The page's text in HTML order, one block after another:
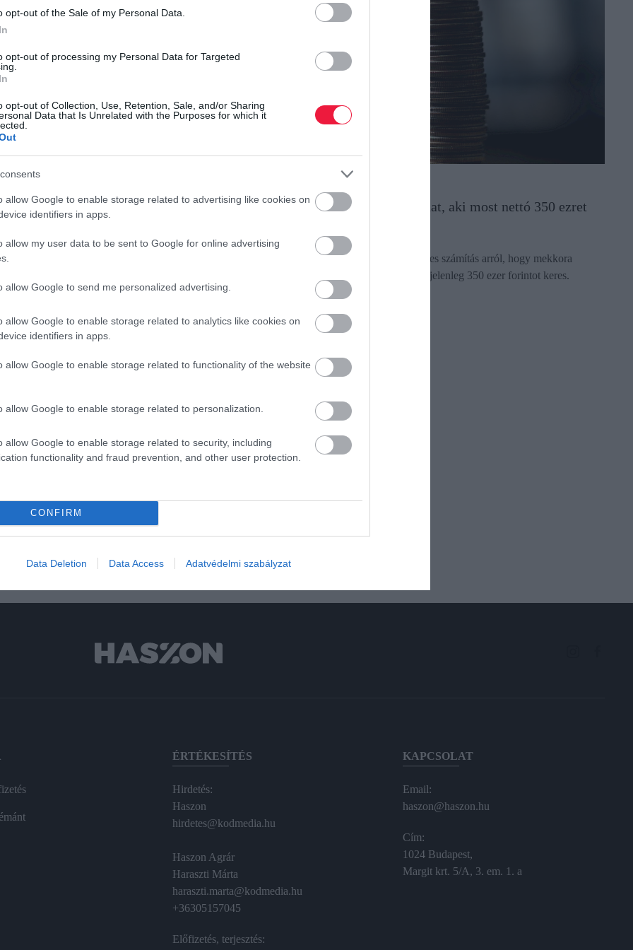
opt-out of the Sale of my Personal Data.
opt-out of processing my Personal Data for Targeted
opt-out of Collection, Use, Retention, Sale, and/or Sharing
Data that Is Unrelated with the Purposes for which it
allow Google to enable storage related to advertising like cookies on
identifiers in apps.
allow my user data to be sent to Google for online advertising
allow Google to send me personalized advertising.
allow Google to enable storage related to analytics like cookies on
identifiers in apps.
allow Google to enable storage related to functionality of the website
allow Google to enable storage related to personalization.
allow Google to enable storage related to security, including
functionality and fraud prevention, and other user protection.
CONFIRM
Data Deletion Data Access Adatvédelmi szabályzat
Fejlesztési Bank által biztosított 108 milliárd forintos
a Kádár-kockák lesznek. Elsősorban a homlokzati és
rendszer korszerűsítésére lesz forrás - írja a
Portfolio
állami forrás
forintnyi beruházási költség számolható el
a maximális összeget, akkor 1 millió forint önerőt
vehet igénybe Ebből a vissza nem térítendő
3,5 millió forint lehet, járástól és egy főre eső
2 éves rendelkezésre tartási idővel együtt
forint. A program során 30 százalékos primer
vett családi háznak kell lennie. A hitel az OTP-nél, az
lakásállomány nagyjából 40 százaléka pedig energetikai
javítása indokolt – hangsúlyozták
Ennyi nyugdíjat kaphat, aki most nettó 350 ezret
Elkészült egy hozzávetőleges számítás arról, hogy mekkora
nyugdíjra számíthat az, aki jelenleg 350 ezer forintot keres.
rectangle
ÉRTÉKESÍTÉS
Hirdetés:
Haszon
hirdetes@kodmedia.hu
Haszon Agrár
Haraszti Márta
haraszti.marta@kodmedia.hu
+36305157045
Előfizetés, terjesztés:
KAPCSOLAT
Email:
haszon@haszon.hu
Cím:
1024 Budapest,
Margit krt. 5/A, 3. em. 1. a